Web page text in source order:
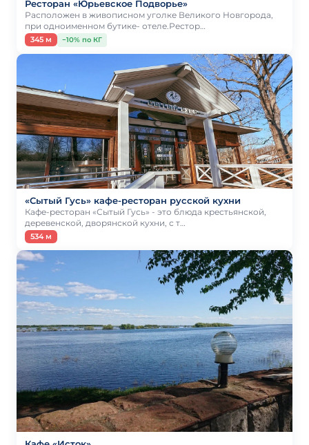
Ресторан «Юрьевское Подворье»
Расположен в живописном уголке Великого Новгорода,
при одноименном бутике- отеле.Рестор…
345 м −10% по КГ
«Сытый Гусь» кафе-ресторан русской кухни
Кафе-ресторан «Сытый Гусь» - это блюда крестьянской,
деревенской, дворянской кухни, с т…
534 м